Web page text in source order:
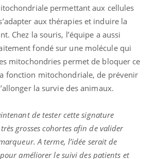
permettant aux cellules
aux thérapies et induire la
Chez la souris, l’équipe a aussi
fondé sur une molécule qui
mitochondries permet de bloquer ce
fonction mitochondriale, de prévenir
la survie des animaux.
de tester cette signature
grosses cohortes afin de valider
A terme, l’idée serait de
améliorer le suivi des patients et